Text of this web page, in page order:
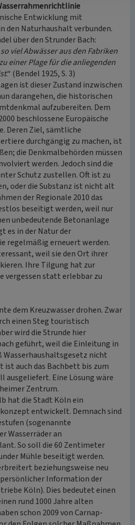
Entwicklung mit
den Naturhaushalt verbunden.
über den Strunder Bach:
viel Abwässer aus den Fabriken
einer Plage für die anliegenden
.“ (Bendel 1925, S. 3)
ist dieser Zustand inzwischen
darangehen, die historischen
aufzubereiten. Dem
beschlossene Europäische
Deren Ziel, sämtliche
durchgängig zu machen, ist
die Denkmalbehörden müssen
werden. Jedoch sind die
Schutz zustellen. Oft ist zu
oder die Substanz ist nicht alt
der Regionale 2010 das
beseitigt werden, weil nur
unbedeutende Betonanlage
es in der Natur der
regelmäßig erneuert werden.
weil sie den Ort ihrer
Ihre Tilgung hat zur
vergessen statt erlebbar zu
dem Kreuzwasser drohen. Zwar
einen Steg touristisch
wird die Strunde hier
geführt, weil die Einleitung in
nicht
ist auch das Bachbett bis zum
ausgeliefert. Eine Lösung wäre
Zentrum.
hat die Stadt Köln ein
entwickelt. Demnach sind
(sogenannte
Wasserräder an
So soll die 60 Zentimeter
Mühle beseitigt werden.
beziehungsweise neu
Information der
Köln). Dies bedeutet einen
rund 1000 Jahre alten
schon 2009 von Carnap-